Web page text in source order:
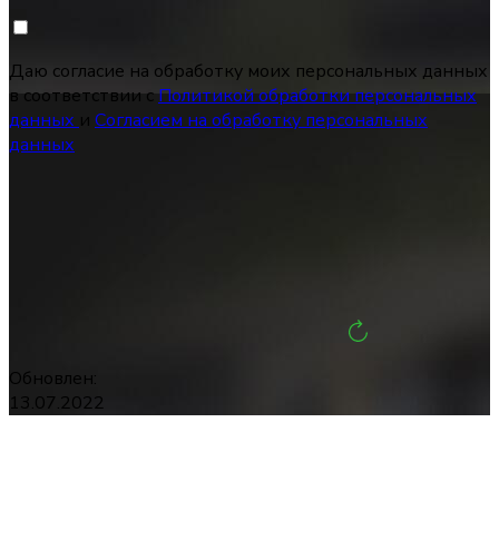
Даю согласие на обработку моих персональных данных
в соответствии с Политикой обработки персональных
данных и Согласием на обработку персональных
данных
Обновлен:
13.07.2022